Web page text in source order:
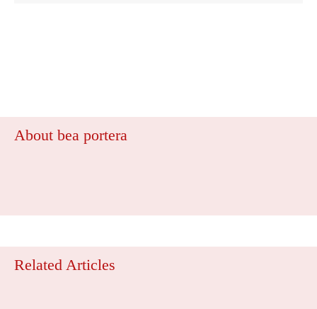
About bea portera
Related Articles